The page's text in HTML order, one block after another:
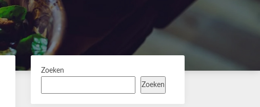
Zoeken
Zoeken